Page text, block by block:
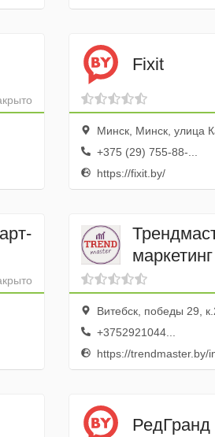
Fixit
Минск, Минск, улица
+375 (29) 755-88-...
https://fixit.by/
Витебск, победы 29,
+3752921044...
https://trendmaster.by/
РедГранд